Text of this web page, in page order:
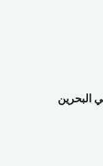
البحرين